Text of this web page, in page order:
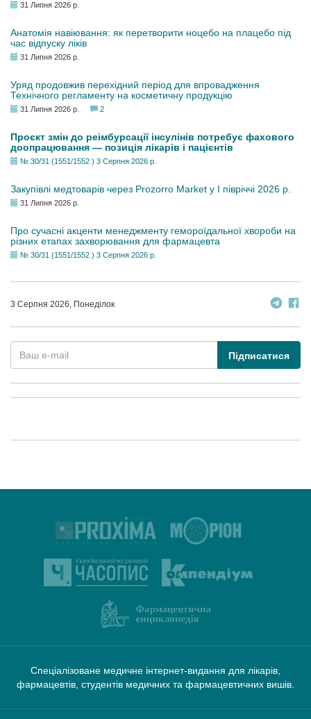
31 Липня 2026 р.
Анатомія навіювання: як перетворити ноцебо на плацебо під
час відпуску ліків
31 Липня 2026 р.
Уряд продовжив перехідний період для впровадження
Технічного регламенту на косметичну продукцію
31 Липня 2026 р. 2
Проєкт змін до реімбурсації інсулінів потребує фахового
доопрацювання — позиція лікарів і пацієнтів
№ 30/31 (1551/1552 ) 3 Серпня 2026 р.
Закупівлі медтоварів через Prozorro Market у I півріччі 2026 р.
31 Липня 2026 р.
Про сучасні акценти менеджменту гемороїдальної хвороби на
різних етапах захворювання для фармацевта
№ 30/31 (1551/1552 ) 3 Серпня 2026 р.
3 Серпня 2026, Понеділок
Підписатися
Спеціалізоване медичне інтернет-видання для лікарів,
фармацевтів, студентів медичних та фармацевтичних вишів.